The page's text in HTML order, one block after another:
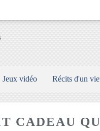
Jeux vidéo Récits d'un
CADEAU